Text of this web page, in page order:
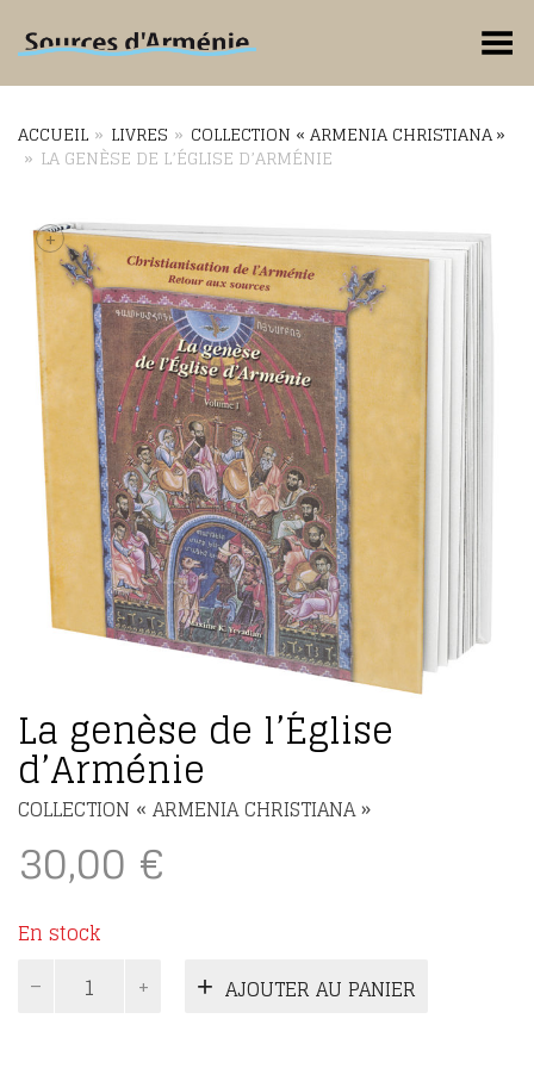
Toggle Menu
ACCUEIL » LIVRES » COLLECTION « ARMENIA CHRISTIANA »
» LA GENÈSE DE L’ÉGLISE D’ARMÉNIE
+
La genèse de l’Église
d’Arménie
COLLECTION « ARMENIA CHRISTIANA »
30,00 €
En stock
quantité
de AJOUTER AU PANIER